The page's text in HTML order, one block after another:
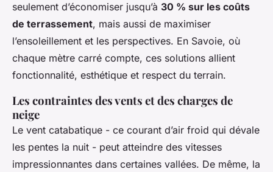
seulement d’économiser jusqu’à 30 % sur les coûts
de terrassement, mais aussi de maximiser
l’ensoleillement et les perspectives. En Savoie, où
chaque mètre carré compte, ces solutions allient
fonctionnalité, esthétique et respect du terrain.
Les contraintes des vents et des charges de
neige
Le vent catabatique - ce courant d’air froid qui dévale
les pentes la nuit - peut atteindre des vitesses
impressionnantes dans certaines vallées. De même, la